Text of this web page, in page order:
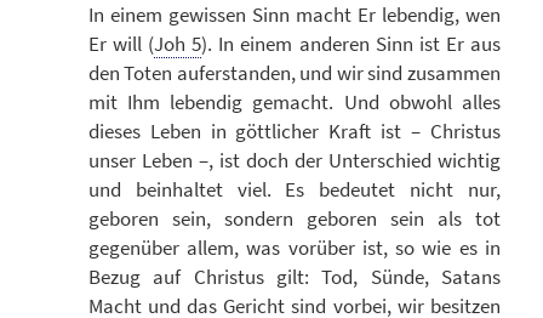
In einem gewissen Sinn macht Er lebendig, wen
Er will (Joh 5). In einem anderen Sinn ist Er aus
den Toten auferstanden, und wir sind zusammen
mit Ihm lebendig gemacht. Und obwohl alles
dieses Leben in göttlicher Kraft ist – Christus
unser Leben –, ist doch der Unterschied wichtig
und beinhaltet viel. Es bedeutet nicht nur,
geboren sein, sondern geboren sein als tot
gegenüber allem, was vorüber ist, so wie es in
Bezug auf Christus gilt: Tod, Sünde, Satans
Macht und das Gericht sind vorbei, wir besitzen